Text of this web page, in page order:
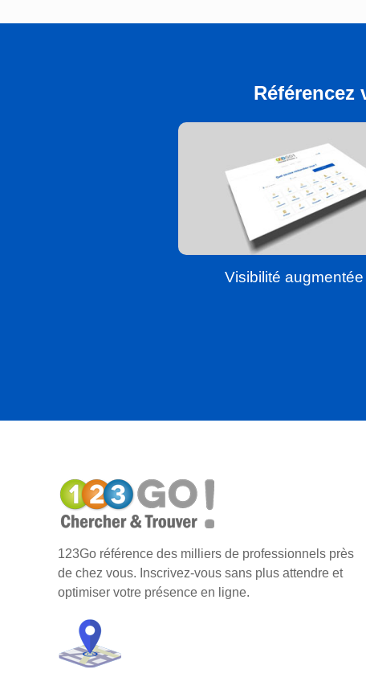
Référencez
Visibilité augmentée
123Go référence des milliers de professionnels près
de chez vous. Inscrivez-vous sans plus attendre et
optimiser votre présence en ligne.